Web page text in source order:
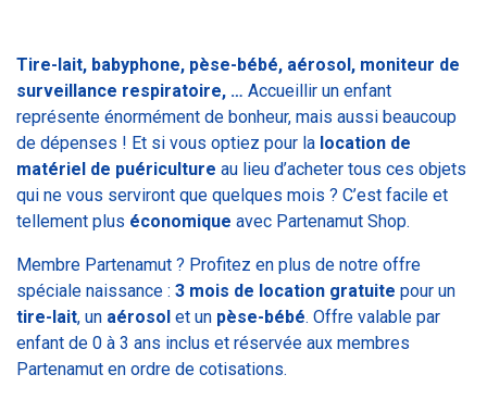
Tire-lait, babyphone, pèse-bébé, aérosol, moniteur de
surveillance respiratoire, … Accueillir un enfant
représente énormément de bonheur, mais aussi beaucoup
de dépenses ! Et si vous optiez pour la location de
matériel de puériculture au lieu d’acheter tous ces objets
qui ne vous serviront que quelques mois ? C’est facile et
tellement plus économique avec Partenamut Shop.
Membre Partenamut ? Profitez en plus de notre offre
spéciale naissance : 3 mois de location gratuite pour un
tire-lait, un aérosol et un pèse-bébé. Offre valable par
enfant de 0 à 3 ans inclus et réservée aux membres
Partenamut en ordre de cotisations.